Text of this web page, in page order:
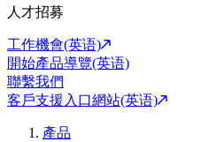
人才招募
工作機會(英语)
開始產品導覽(英语)
聯繫我們
客戶支援入口網站(英语)
產品